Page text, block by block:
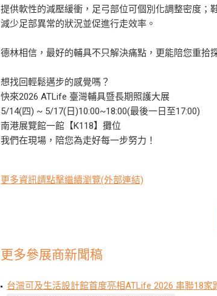
提供軟性的減壓緩衝，足弓部位可個別化調整密度；
減少足部異常的狀況並促進行走效率。
德林相信，最好的輔具不只解決痛點，更能陪您重拾
想找回輕鬆邁步的感覺嗎？
快來2026 ATLife 臺灣輔具暨長期照護大展
5/14(四) ~ 5/17(日)10:00~18:00(最後一日至17:00)
南港展覽館一館【K118】攤位
我們在現場，陪您為走好每一步努力！
更多資訊請點擊繼續瀏覽(外部連結)
更多參展商新聞稿
台灣可及生活設計館首度亮相ATLife 2026 串聯18